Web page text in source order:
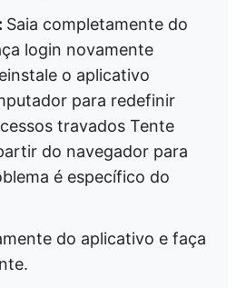
Saia completamente do
login novamente
o aplicativo
para redefinir
travados Tente
do navegador para
é específico do
do aplicativo e faça